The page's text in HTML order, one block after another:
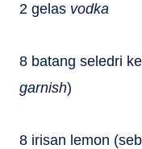
2 gelas vodka
8 batang seledri
garnish)
8 irisan lemon